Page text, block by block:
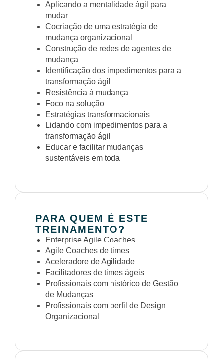
Aplicando a mentalidade ágil para
mudar
Cocriação de uma estratégia de
mudança organizacional
Construção de redes de agentes de
mudança
Identificação dos impedimentos para a
transformação ágil
Resistência à mudança
Foco na solução
Estratégias transformacionais
Lidando com impedimentos para a
transformação ágil
Educar e facilitar mudanças
sustentáveis em toda
PARA QUEM É ESTE
TREINAMENTO?
Enterprise Agile Coaches
Agile Coaches de times
Aceleradore de Agilidade
Facilitadores de times ágeis
Profissionais com histórico de Gestão
de Mudanças
Profissionais com perfil de Design
Organizacional